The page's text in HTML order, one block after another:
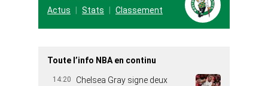
Actus
Stats Classement
Toute l’info NBA en continu
14:20
Chelsea Gray signe deux